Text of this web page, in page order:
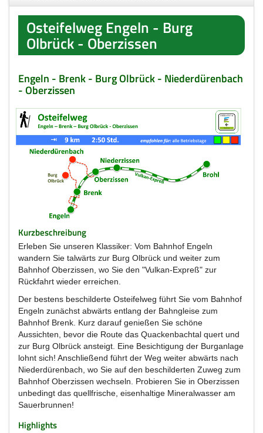
Osteifelweg Engeln - Burg
Olbrück - Oberzissen
Engeln - Brenk - Burg Olbrück - Niederdürenbach
- Oberzissen
Kurzbeschreibung
Erleben Sie unseren Klassiker: Vom Bahnhof Engeln
wandern Sie talwärts zur Burg Olbrück und weiter zum
Bahnhof Oberzissen, wo Sie den "Vulkan-Expreß" zur
Rückfahrt wieder erreichen.
Der bestens beschilderte Osteifelweg führt Sie vom Bahnhof
Engeln zunächst abwärts entlang der Bahngleise zum
Bahnhof Brenk. Kurz darauf genießen Sie schöne
Aussichten, bevor die Route das Quackenbachtal quert und
zur Burg Olbrück ansteigt. Eine Besichtigung der Burganlage
lohnt sich! Anschließend führt der Weg weiter abwärts nach
Niederdürenbach, wo Sie auf den beschilderten Zuweg zum
Bahnhof Oberzissen wechseln. Probieren Sie in Oberzissen
unbedingt das quellfrische, eisenhaltige Mineralwasser am
Sauerbrunnen!
Highlights